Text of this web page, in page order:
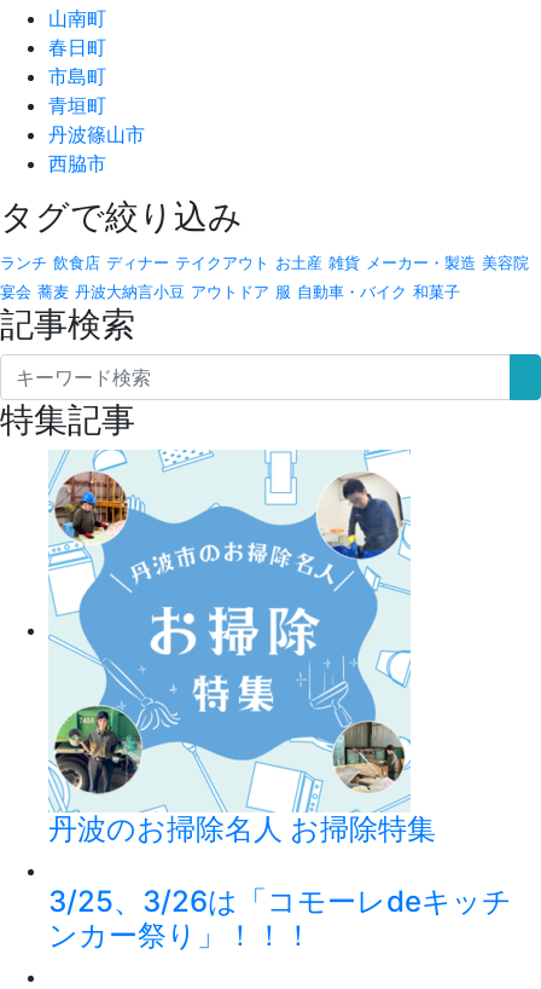
山南町
春日町
市島町
青垣町
丹波篠山市
西脇市
タグで絞り込み
ランチ 飲食店 ディナー テイクアウト お土産 雑貨 メーカー・製造 美容院
宴会 蕎麦 丹波大納言小豆 アウトドア 服 自動車・バイク 和菓子
記事検索
特集記事
丹波のお掃除名人 お掃除特集
3/25、3/26は「コモーレdeキッチ
ンカー祭り」！！！